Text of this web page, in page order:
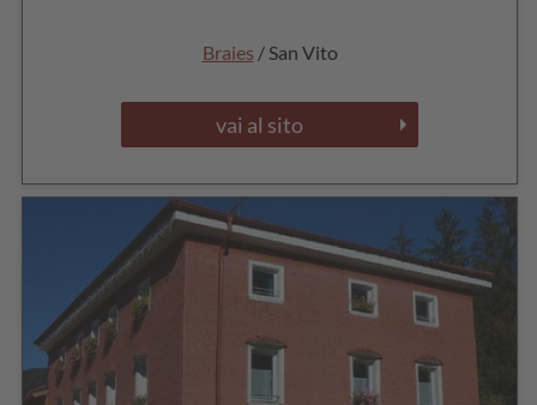
Braies / San Vito
vai al sito